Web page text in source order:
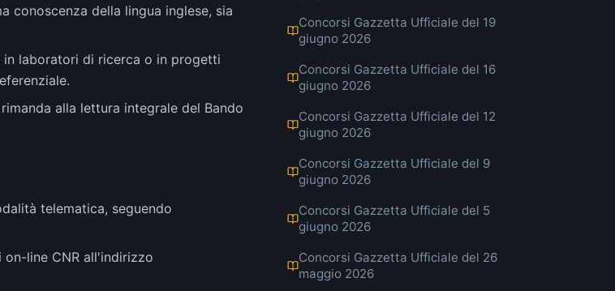
conoscenza della lingua inglese, sia
in laboratori di ricerca o in progetti
alla lettura integrale del Bando
telematica, seguendo
line CNR all'indirizzo
Concorsi Gazzetta Ufficiale del 19
giugno 2026
Concorsi Gazzetta Ufficiale del 16
giugno 2026
Concorsi Gazzetta Ufficiale del 12
giugno 2026
Concorsi Gazzetta Ufficiale del 9
giugno 2026
Concorsi Gazzetta Ufficiale del 5
giugno 2026
Concorsi Gazzetta Ufficiale del 26
maggio 2026